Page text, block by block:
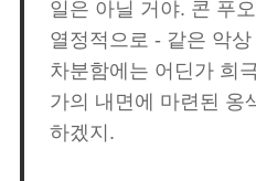
일은 아닐 거야. 콘 푸
열정적으로 - 같은 악
차분함에는 어딘가 희
가의 내면에 마련된 옹
하겠지.